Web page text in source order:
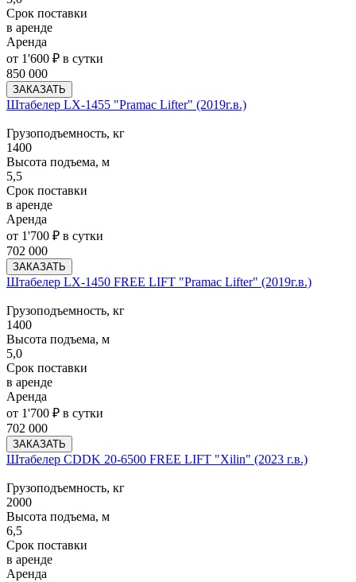
Срок поставки
в аренде
Аренда
от 1'600 ₽ в сутки
850 000
ЗАКАЗАТЬ
Штабелер LX-1455 "Pramac Lifter" (2019г.в.)
Грузоподъемность, кг
1400
Высота подъема, м
5,5
Срок поставки
в аренде
Аренда
от 1'700 ₽ в сутки
702 000
ЗАКАЗАТЬ
Штабелер LX-1450 FREE LIFT "Pramac Lifter" (2019г.в.)
Грузоподъемность, кг
1400
Высота подъема, м
5,0
Срок поставки
в аренде
Аренда
от 1'700 ₽ в сутки
702 000
ЗАКАЗАТЬ
Штабелер CDDK 20-6500 FREE LIFT "Xilin" (2023 г.в.)
Грузоподъемность, кг
2000
Высота подъема, м
6,5
Срок поставки
в аренде
Аренда